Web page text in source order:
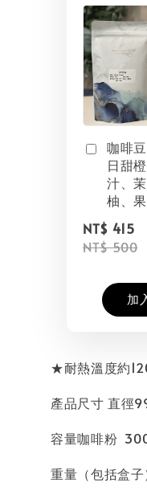
咖啡
日甜
汁、
柚、
NT$ 415
NT$ 500
加
★耐熱溫度約
產品尺寸 直徑
容量咖啡粉
重量（包括盒